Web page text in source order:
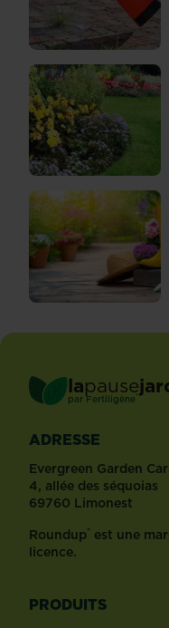
touchent
le
sol,
elles
produisent...
lapause
par Fertiligène ®
ADRESSE
Evergreen Garden
4, allée des séquoias
69760 Limonest
Roundup® est une
licence.
PRODUITS